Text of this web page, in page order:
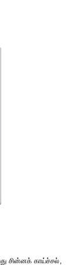
சின்னக் காய்ச்சல்,